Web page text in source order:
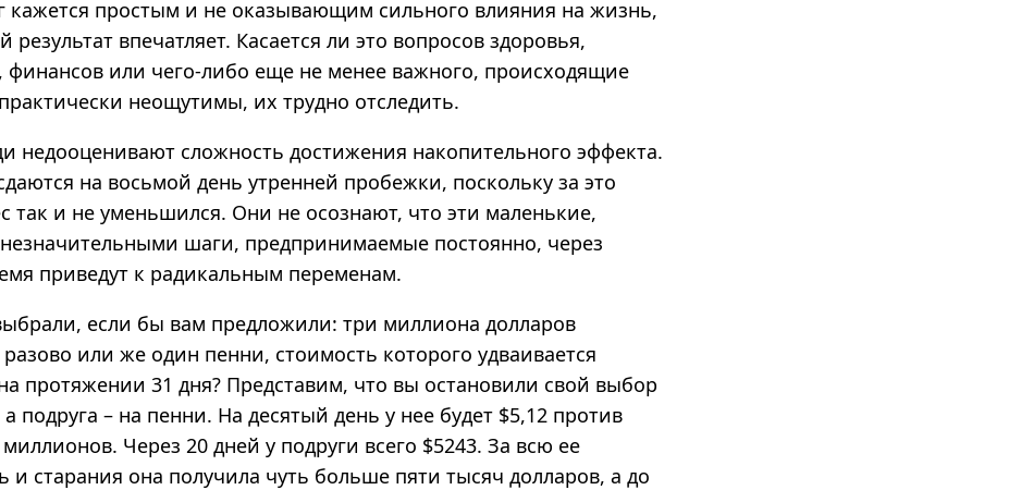
простым и не оказывающим сильного влияния на жизнь,
результат впечатляет. Касается ли это вопросов здоровья,
или чего-либо еще не менее важного, происходящие
неощутимы, их трудно отследить.
недооценивают сложность достижения накопительного эффекта.
на восьмой день утренней пробежки, поскольку за это
так и не уменьшился. Они не осознают, что эти маленькие,
шаги, предпринимаемые постоянно, через
приведут к радикальным переменам.
если бы вам предложили: три миллиона долларов
или же один пенни, стоимость которого удваивается
протяжении 31 дня? Представим, что вы остановили свой выбор
подруга – на пенни. На десятый день у нее будет $5,12 против
Через 20 дней у подруги всего $5243. За всю ее
и старания она получила чуть больше пяти тысяч долларов, а до